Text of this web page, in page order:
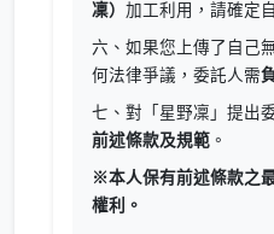
凜） 加工利用，請確定
六、如果您上傳了自己
何法律爭議，委託人需
七、對「星野凜」提出
前述條款及規範 。
※本人保有前述條款之
權利。